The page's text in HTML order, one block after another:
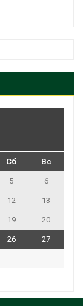
Сб Вс
5 6
12 13
19 20
26 27